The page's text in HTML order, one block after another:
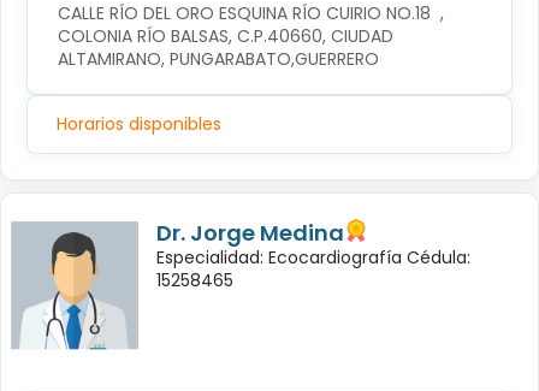
CALLE RÍO DEL ORO ESQUINA RÍO CUIRIO NO.18  ,
COLONIA RÍO BALSAS, C.P.40660, CIUDAD
ALTAMIRANO, PUNGARABATO,GUERRERO
Horarios disponibles
Dr. Jorge Medina
Especialidad: Ecocardiografía Cédula:
15258465